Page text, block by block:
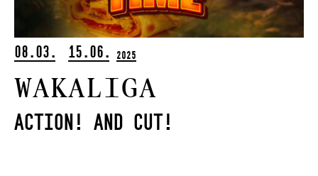
08.03. 15.06. 2025
Wakaliga
Action! And Cut!